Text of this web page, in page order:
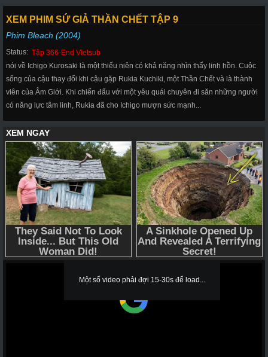
XEM PHIM SỨ GIẢ THẦN CHẾT TẬP 9
Phim Bleach (2004)
Status: Tập 366-End Vietsub
nói về Ichigo Kurosaki là một thiếu niên có khả năng nhìn thấy linh hồn. Cuộc
sống của cậu thay đổi khi cậu gặp Rukia Kuchiki, một Thần Chết và là thành
viên của Âm Giới. Khi chiến đấu với một yêu quái chuyên đi săn những người
có năng lực tâm linh, Rukia đã cho Ichigo mượn sức mạnh...
Một số video phải đợi 15-30s để load...